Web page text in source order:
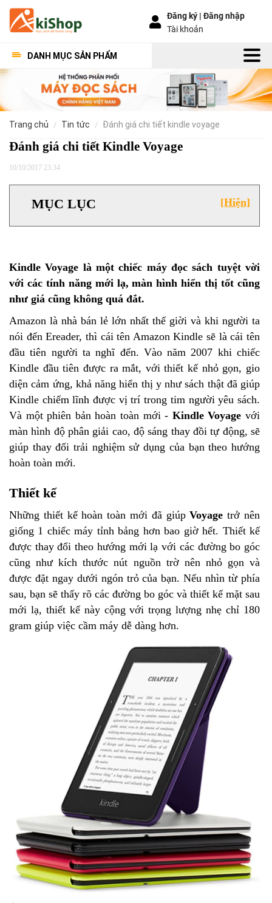
Đăng ký |Đăng nhập
Tài khoản
DANH MỤC SẢN PHẨM
trang chủ tin tức đánh giá chi tiết kindle voyage
Đánh giá chi tiết Kindle Voyage
10/10/2017 23:34
[Hiện]
MỤC LỤC
Kindle Voyage là một chiếc máy đọc sách tuyệt vời
với các tính năng mới lạ, màn hình hiển thị tốt cũng
như giá cũng không quá đắt.
Amazon là nhà bán lẻ lớn nhất thế giời và khi người ta
nói đến Ereader, thì cái tên Amazon Kindle sẽ là cái tên
đầu tiên người ta nghĩ đến. Vào năm 2007 khi chiếc
Kindle đầu tiên được ra mắt, với thiết kế nhỏ gọn, gio
diện cảm ứng, khả năng hiển thị y như sách thật đã giúp
Kindle chiếm lĩnh được vị trí trong tim người yêu sách.
Và một phiên bản hoàn toàn mới - Kindle Voyage với
màn hình độ phân giải cao, độ sáng thay đồi tự động, sẽ
giúp thay đổi trải nghiệm sử dụng của bạn theo hướng
hoàn toàn mới.
Thiết kế
Những thiết kế hoàn toàn mới đã giúpVoyage trở nên
giống 1 chiếc máy tỉnh bảng hơn bao giờ hết. Thiết kế
được thay đổi theo hướng mới lạ với các đường bo góc
cũng như kích thước nút nguồn trờ nên nhỏ gọn và
được đặt ngay dưới ngón trỏ của bạn. Nếu nhìn từ phía
sau, bạn sẽ thấy rõ các đường bo góc và thiết kế mặt sau
mới lạ, thiết kế này cộng với trọng lượng nhẹ chỉ 180
gram giúp việc cầm máy dễ dàng hơn.